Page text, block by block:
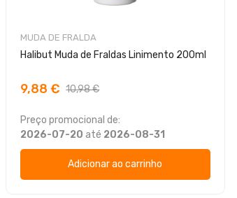
MUDA DE FRALDA
Halibut Muda de Fraldas Linimento 200ml
9,88 € 10,98 €
Preço promocional de:
2026-07-20 até 2026-08-31
Adicionar ao carrinho